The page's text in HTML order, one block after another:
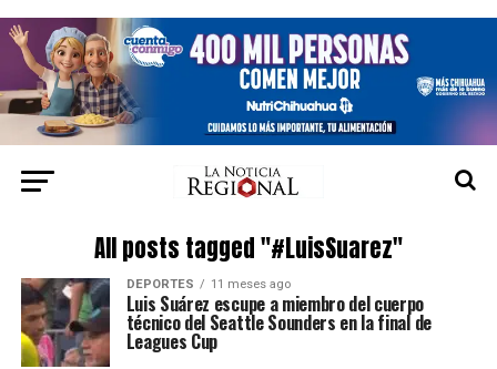
All posts tagged "#LuisSuarez"
DEPORTES 11 meses ago
Luis Suárez escupe a miembro del cuerpo
técnico del Seattle Sounders en la final de
Leagues Cup